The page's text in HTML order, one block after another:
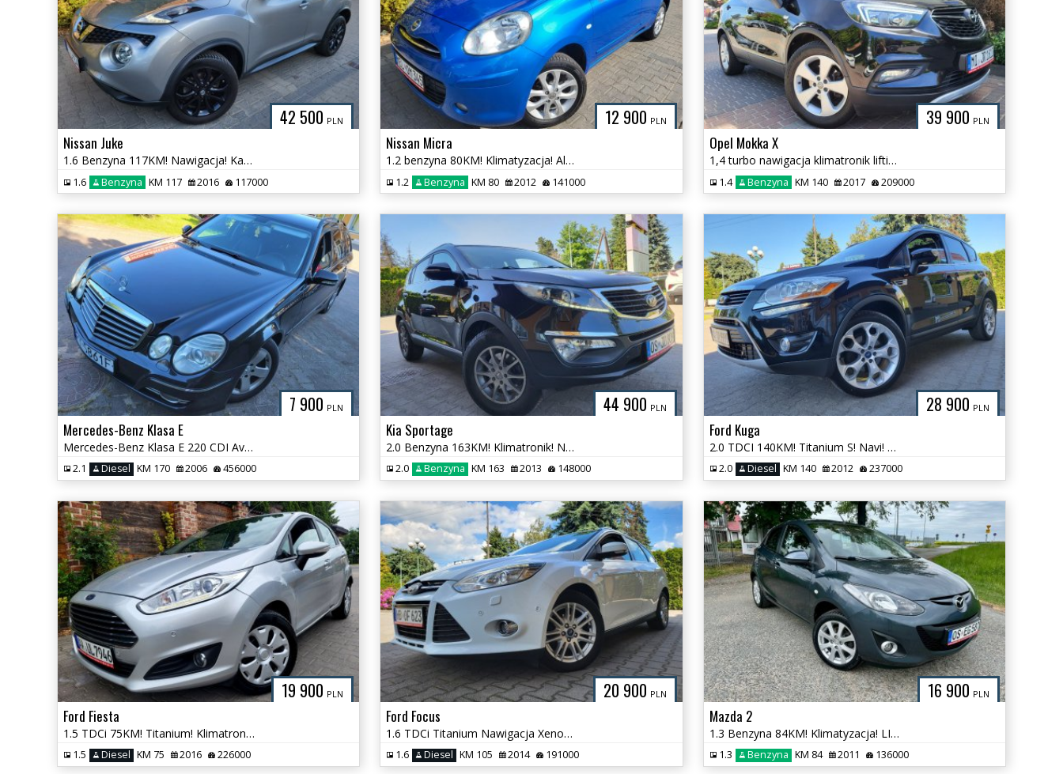
42 500 PLN
Nissan Juke
1.6 Benzyna 117KM! Nawigacja! Kamera! Blis! LineAssist! AluFelgi!
1.6 Benzyna KM 117 2016 117000
12 900 PLN
Nissan Micra
1.2 benzyna 80KM! Klimatyzacja! AluFelgi! Super Stan !
1.2 Benzyna KM 80 2012 141000
39 900 PLN
Opel Mokka X
1,4 turbo nawigacja klimatronik lifting LED kamera cofania tempomat
1.4 Benzyna KM 140 2017 209000
7 900 PLN
Mercedes-Benz Klasa E
Mercedes-Benz Klasa E 220 CDI Avantgarde
2.1 Diesel KM 170 2006 456000
44 900 PLN
Kia Sportage
2.0 Benzyna 163KM! Klimatronik! Nawigacja! Grzane Fotele! Super !
2.0 Benzyna KM 163 2013 148000
28 900 PLN
Ford Kuga
2.0 TDCI 140KM! Titanium S! Navi! Kamera! AluFelgi! Super Stan !
2.0 Diesel KM 140 2012 237000
19 900 PLN
Ford Fiesta
1.5 TDCi 75KM! Titanium! Klimatronik! GrzaneFotele! Super Stan !
1.5 Diesel KM 75 2016 226000
20 900 PLN
Ford Focus
1.6 TDCi Titanium Nawigacja Xenon LED Klimatronik Super Stan !
1.6 Diesel KM 105 2014 191000
16 900 PLN
Mazda 2
1.3 Benzyna 84KM! Klimatyzacja! LIFT! 136 tys. KM! Super Stan !
1.3 Benzyna KM 84 2011 136000